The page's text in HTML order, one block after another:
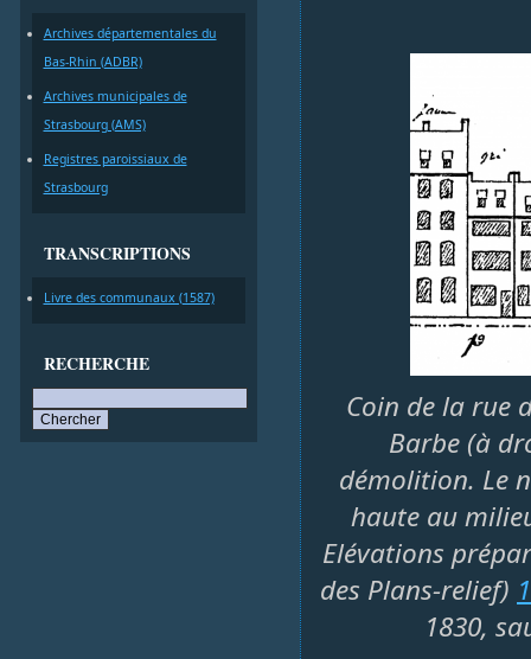
Archives départementales du
Bas-Rhin (ADBR)
Archives municipales de
Strasbourg (AMS)
Registres paroissiaux de
Strasbourg
TRANSCRIPTIONS
Livre des communaux (1587)
RECHERCHE
Coin de la rue
Barbe (à
démolition. Le
haute au
Elévations
des Plans-relief) 1
1830,